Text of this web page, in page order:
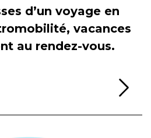
d’un voyage en
vacances
au rendez-vous.